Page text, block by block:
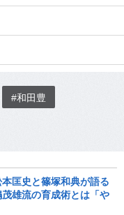
#和田豊
匡史と篠塚和典が語る
雄流の育成術とは「や